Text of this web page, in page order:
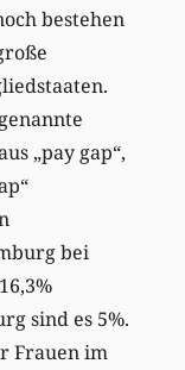
bestehen
„pay gap“,
bei
sind es 5%.
Frauen im